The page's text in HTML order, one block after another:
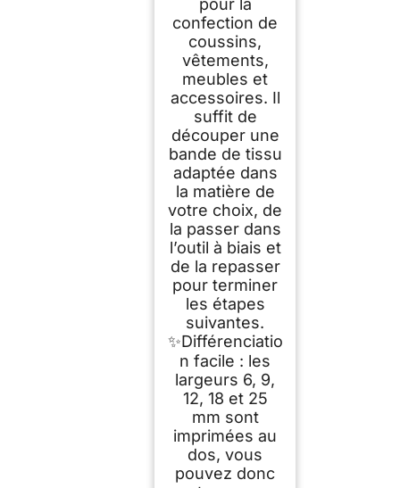
pour la
confection de
coussins,
vêtements,
meubles et
accessoires. Il
suffit de
découper une
bande de tissu
adaptée dans
la matière de
votre choix, de
la passer dans
l’outil à biais et
de la repasser
pour terminer
les étapes
suivantes.
✨Différenciatio
n facile : les
largeurs 6, 9,
12, 18 et 25
mm sont
imprimées au
dos, vous
pouvez donc